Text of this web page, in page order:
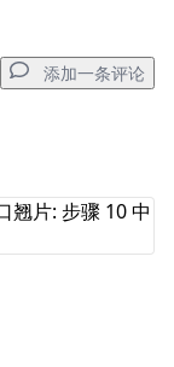
添加一条评论